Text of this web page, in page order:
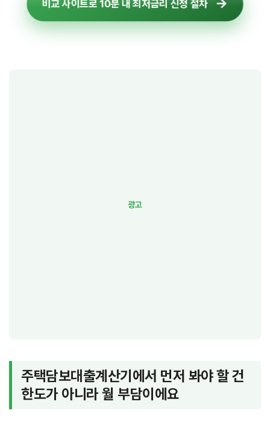
비교 사이트로 10분 내 최저금리 신청 절차
주택담보대출계산기에서 먼저 봐야 할 건
한도가 아니라 월 부담이에요